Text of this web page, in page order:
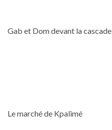
Gab et Dom devant la cascade
Le marché de Kpalimé